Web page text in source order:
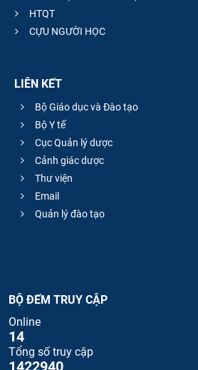
HTQT
CỰU NGƯỜI HỌC
LIÊN KẾT
Bộ Giáo dục và Đào tạo
Bộ Y tế
Cục Quản lý dược
Cảnh giác dược
Thư viện
Email
Quản lý đào tạo
BỘ ĐẾM TRUY CẬP
Online
14
Tổng số truy cập